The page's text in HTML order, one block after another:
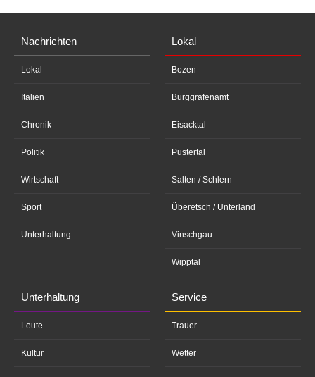
Nachrichten
Lokal
Italien
Chronik
Politik
Wirtschaft
Sport
Unterhaltung
Lokal
Bozen
Burggrafenamt
Eisacktal
Pustertal
Salten / Schlern
Überetsch / Unterland
Vinschgau
Wipptal
Unterhaltung
Leute
Kultur
Service
Trauer
Wetter